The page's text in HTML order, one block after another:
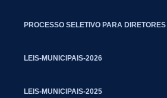
PROCESSO SELETIVO PARA
LEIS-MUNICIPAIS-2026
LEIS-MUNICIPAIS-2025